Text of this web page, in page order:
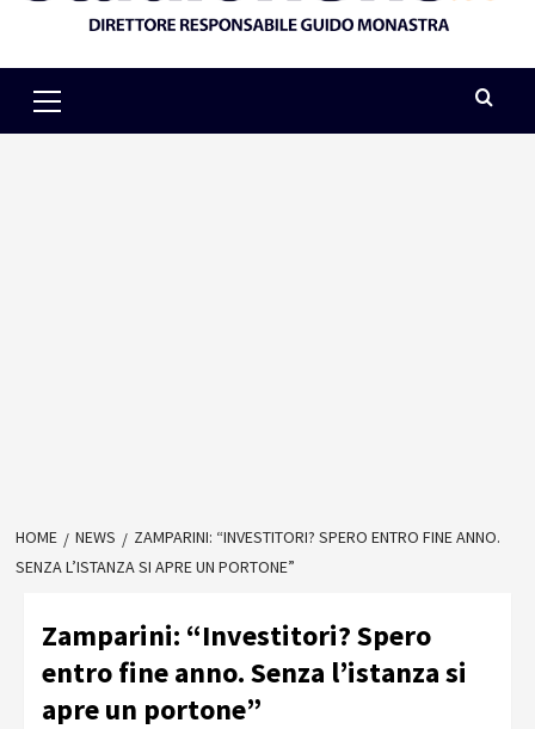
Menu
HOME NEWS
ZAMPARINI: “INVESTITORI? SPERO ENTRO FINE ANNO.
SENZA L’ISTANZA SI APRE UN PORTONE”
Zamparini: “Investitori? Spero
entro fine anno. Senza l’istanza si
apre un portone”